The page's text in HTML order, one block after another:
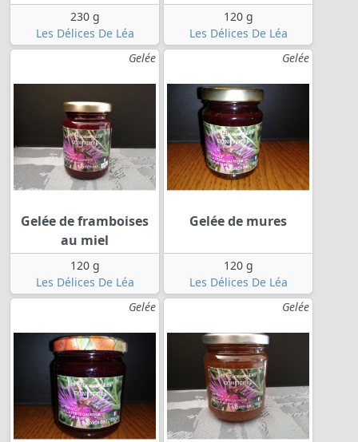
230 g
Les Délices De Léa
120 g
Les Délices De Léa
Gelée
Gelée de framboises
au miel
120 g
Les Délices De Léa
Gelée
Gelée de mures
120 g
Les Délices De Léa
Gelée
Gelée